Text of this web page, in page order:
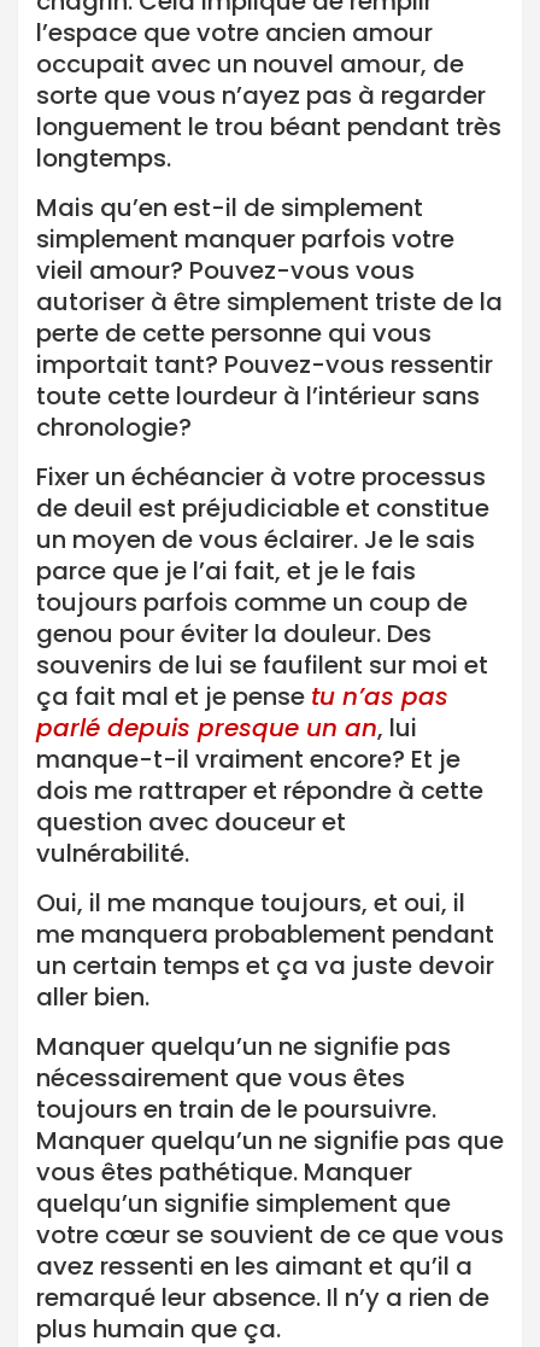
l’espace que votre ancien amour
occupait avec un nouvel amour, de
sorte que vous n’ayez pas à regarder
longuement le trou béant pendant très
longtemps.
Mais qu’en est-il de simplement
simplement manquer parfois votre
vieil amour? Pouvez-vous vous
autoriser à être simplement triste de la
perte de cette personne qui vous
importait tant? Pouvez-vous ressentir
toute cette lourdeur à l’intérieur sans
chronologie?
Fixer un échéancier à votre processus
de deuil est préjudiciable et constitue
un moyen de vous éclairer. Je le sais
parce que je l’ai fait, et je le fais
toujours parfois comme un coup de
genou pour éviter la douleur. Des
souvenirs de lui se faufilent sur moi et
ça fait mal et je pense tu n’as pas
parlé depuis presque un an, lui
manque-t-il vraiment encore? Et je
dois me rattraper et répondre à cette
question avec douceur et
vulnérabilité.
Oui, il me manque toujours, et oui, il
me manquera probablement pendant
un certain temps et ça va juste devoir
aller bien.
Manquer quelqu’un ne signifie pas
nécessairement que vous êtes
toujours en train de le poursuivre.
Manquer quelqu’un ne signifie pas que
vous êtes pathétique. Manquer
quelqu’un signifie simplement que
votre cœur se souvient de ce que vous
avez ressenti en les aimant et qu’il a
remarqué leur absence. Il n’y a rien de
plus humain que ça.